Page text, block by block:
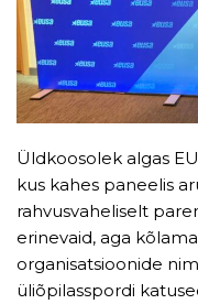
Üldkoosolek algas
kus kahes paneelis
rahvusvaheliselt
erinevaid, aga
organisatsioonide
üliõpilasspordi